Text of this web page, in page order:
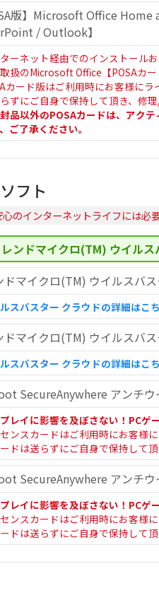
版】Microsoft Office
/ Outlook】
ーネット経由でのインストール
扱のMicrosoft Office【POSAカー
カード版はご利用時にお客様にラ
ずにご自身で保持して頂き、修
品以外のPOSAカードは、アク
ご了承ください。
フト
のインターネットライフには必
レンドマイクロ(TM) ウイル
ドマイクロ(TM) ウイルスバ
スバスター クラウドの詳細はこ
ドマイクロ(TM) ウイルスバ
スバスター クラウドの詳細はこ
SecureAnywhere アンチ
レイに影響を及ぼさない！PCゲ
ンスカードはご利用時にお客様
ドは送らずにご自身で保持して
SecureAnywhere アンチ
レイに影響を及ぼさない！PCゲ
ンスカードはご利用時にお客様
ドは送らずにご自身で保持して